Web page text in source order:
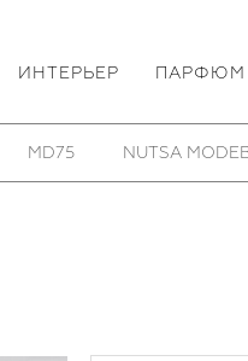
ИНТЕРЬЕР ПАРФЮМ
TOBIAS BIRK NIELSEN